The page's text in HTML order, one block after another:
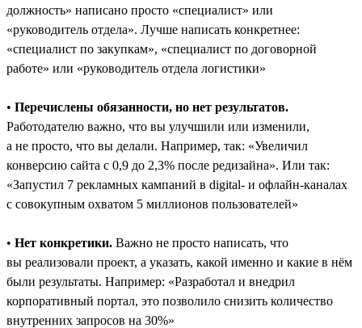
должность» написано просто «специалист» или
«руководитель отдела». Лучше написать конкретнее:
«специалист по закупкам», «специалист по договорной
работе» или «руководитель отдела логистики»
• Перечислены обязанности, но нет результатов.
Работодателю важно, что вы улучшили или изменили,
а не просто, что вы делали. Например, так: «Увеличил
конверсию сайта с 0,9 до 2,3% после редизайна». Или так:
«Запустил 7 рекламных кампаний в digital- и офлайн-каналах
с совокупным охватом 5 миллионов пользователей»
• Нет конкретики. Важно не просто написать, что
вы реализовали проект, а указать, какой именно и какие в нём
были результаты. Например: «Разработал и внедрил
корпоративный портал, это позволило снизить количество
внутренних запросов на 30%»